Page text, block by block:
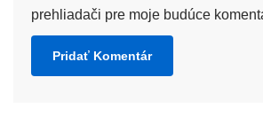
prehliadači pre moje budúce